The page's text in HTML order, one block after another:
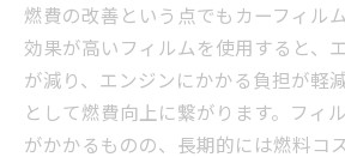
燃費の改善という点でもカーフィル
効果が高いフィルムを使用すると、
が減り、エンジンにかかる負担が軽
として燃費向上に繋がります。フィ
がかかるものの、長期的には燃料コ